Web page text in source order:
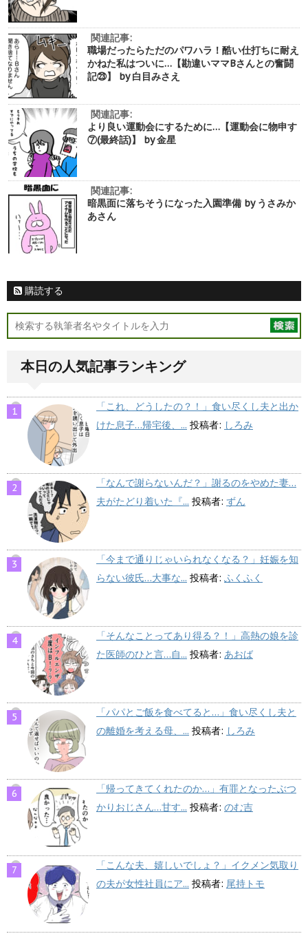
関連記事:
職場だったらただのパワハラ！酷い仕打ちに耐え
かねた私はついに…【勘違いママBさんとの奮闘
記㉓】 by 白目みさえ
関連記事:
より良い運動会にするために…【運動会に物申す
⑦(最終話)】 by 金星
関連記事:
暗黒面に落ちそうになった入園準備 by うさみか
あさん
購読する
本日の人気記事ランキング
「これ、どうしたの？！」食い尽くし夫と出か
けた息子…帰宅後、... 投稿者: しろみ
「なんで謝らないんだ？」謝るのをやめた妻…
夫がたどり着いた『... 投稿者: ずん
「今まで通りじゃいられなくなる？」妊娠を知
らない彼氏…大事な... 投稿者: ふくふく
「そんなことってあり得る？！」高熱の娘を診
た医師のひと言…自... 投稿者: あおば
「パパとご飯を食べてると…」食い尽くし夫と
の離婚を考える母、... 投稿者: しろみ
「帰ってきてくれたのか…」有罪となったぶつ
かりおじさん…甘す... 投稿者: のむ吉
「こんな夫、嬉しいでしょ？」イクメン気取り
の夫が女性社員にア... 投稿者: 尾持トモ